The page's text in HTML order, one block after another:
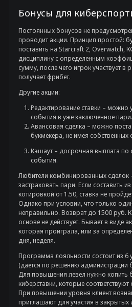
Бонусы для
Постоянных бонусов не
проводит акции. Принцип простой:
поставить на Starcraft 2, Overwatch,
дисциплину с определенным
сумму, после чего игрок участвует
получает фрибет.
Другие акции:
Редактирование ставки – можно
события в уже заключенное пари.
Авансовая сделка – можно
букмекера, не имея собственных
Кэшаут – досрочная выплата по
события.
Любители комбинированных сделок
застраховать пари. Если составить
котировкой от 1.50, ставка не
Однако при условии, что только
неправильно. Возврат до 1500 руб.
основе не действует. Бывает в виде
которая проиграла, или за
дня, неделя.
Программа лояльности состоит из 6
(дается по решению администрации
Для повышения левел нужно копить
киберставки, которые
При повышении уровня клиент
приглашают для участия в закрытых